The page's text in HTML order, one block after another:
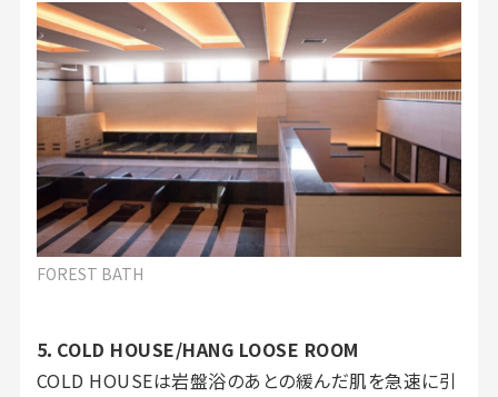
FOREST BATH
5．COLD HOUSE/HANG LOOSE ROOM
COLD HOUSEは岩盤浴のあとの緩んだ肌を急速に引